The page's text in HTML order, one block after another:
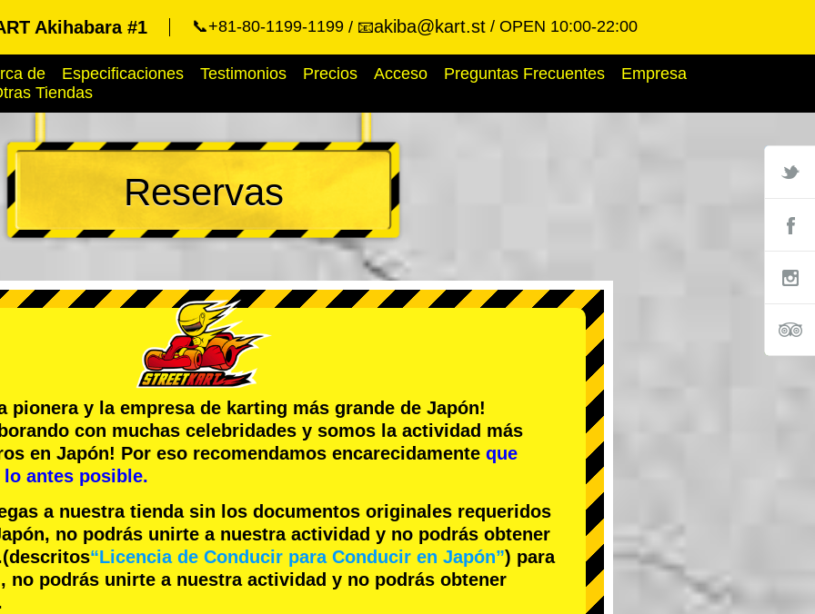
Akihabara #1 📞+81-80-1199-1199 📧akiba@kart.st OPEN 10:00-22:00
de Especificaciones Testimonios Precios Acceso Preguntas Frecuentes
Empresa
Tiendas
Reservas
pioneray la empresa de karting más grande de Japón!
con muchas celebridades y somos la actividad más
en Japón! Por eso recomendamos encarecidamente que
lo antes posible.
a nuestra tienda sin los documentos originales requeridos
no podrás unirte a nuestra actividad y no podrás obtener
(descritos“Licencia de Conducir para Conducir en Japón”) para
no podrás unirte a nuestra actividad y no podrás obtener